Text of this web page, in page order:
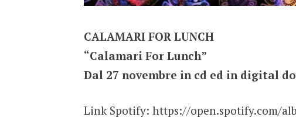
CALAMARI FOR LUNCH
“Calamari For Lunch”
Dal 27 novembre in cd ed in digital
Link Spotify: https://open.spotify.com/